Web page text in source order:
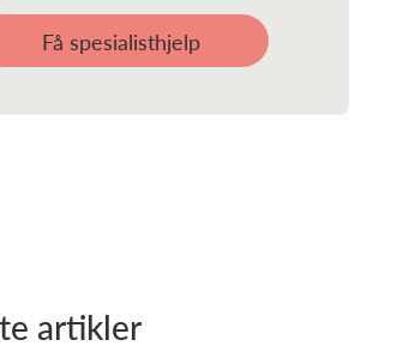
Få spesialisthjelp
artikler